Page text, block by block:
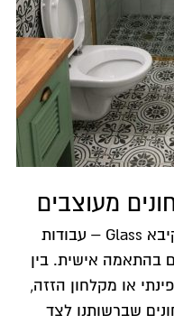
מעוצבים
מחפשים מקלחונים מעוצבים? בעקיבא Glass – עבודות
בהתאמה אישית. בין
או מקלחון הזזה,
שברשותנו לצד